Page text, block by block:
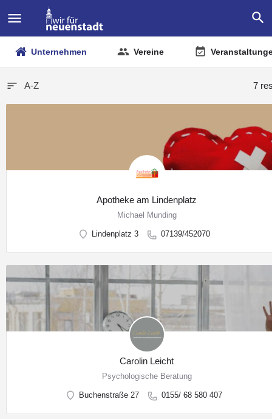
Unternehmen Vereine
A-Z 7
Apotheke am Lindenplatz
Michael Munding
Lindenplatz 3 07139/452070
Carolin Leicht
Psychologische Beratung
Buchenstraße 27 0155/ 68 580 407